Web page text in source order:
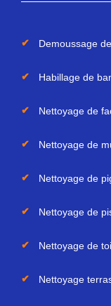
Demoussage
Habillage de
Nettoyage de
Nettoyage de
Nettoyage de
Nettoyage de
Nettoyage de
Nettoyage